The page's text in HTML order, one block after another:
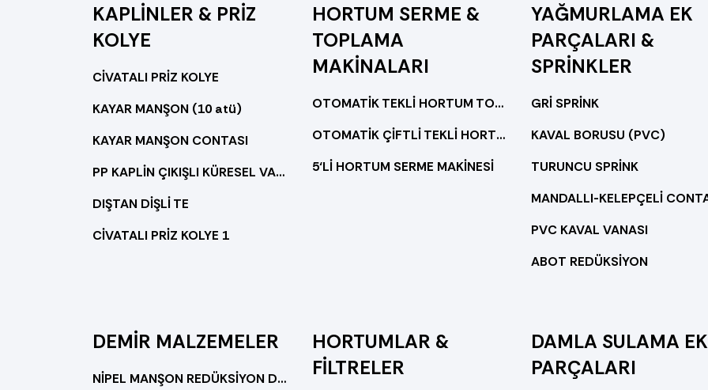
KAPLİNLER & PRİZ
KOLYE
CİVATALI PRİZ KOLYE
KAYAR MANŞON (10 atü)
KAYAR MANŞON CONTASI
PP KAPLİN ÇIKIŞLI KÜRESEL VANA
DIŞTAN DİŞLİ TE
CİVATALI PRİZ KOLYE 1
HORTUM SERME &
TOPLAMA
MAKİNALARI
OTOMATİK TEKLİ HORTUM TOPLAMA MAKİNESİ
OTOMATİK ÇİFTLİ TEKLİ HORTUM TOPLAMA MAKİNESİ
5‘Lİ HORTUM SERME MAKİNESİ
YAĞMURLAMA EK
PARÇALARI &
SPRİNKLER
GRİ SPRİNK
KAVAL BORUSU (PVC)
TURUNCU SPRİNK
MANDALLI-KELEPÇELİ
PVC KAVAL VANASI
ABOT REDÜKSİYON
DEMİR MALZEMELER
NİPEL MANŞON REDÜKSİYON DEMİR
HORTUMLAR &
FİLTRELER
DAMLA SULAMA EK
PARÇALARI